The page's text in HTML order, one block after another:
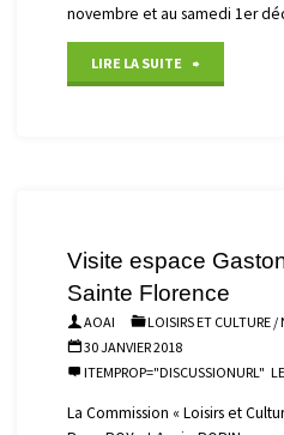
novembre et au samedi 1er
LIRE LA SUITE "Journées
Visite espace
Sainte Florence
AOAI LOISIRS ET CULTURE /
30 JANVIER 2018
ITEMPROP="DISCUSSIONURL"
La Commission « Loisirs et